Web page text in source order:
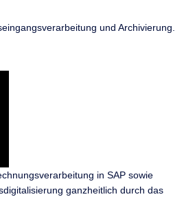
und Archivierung.
in SAP sowie
ganzheitlich durch das